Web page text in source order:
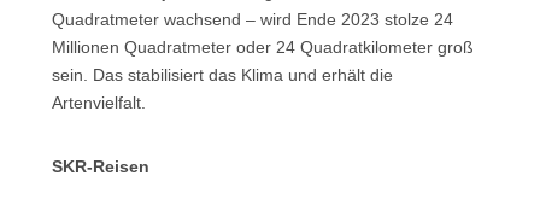
Quadratmeter wachsend – wird Ende 2023 stolze 24
Millionen Quadratmeter oder 24 Quadratkilometer groß
sein. Das stabilisiert das Klima und erhält die
Artenvielfalt.
SKR-Reisen